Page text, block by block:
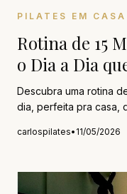
PILATES EM CASA
Rotina de 15
o Dia a Dia
Descubra uma rotina
dia, perfeita pra casa,
carlospilates• 11/05/2026